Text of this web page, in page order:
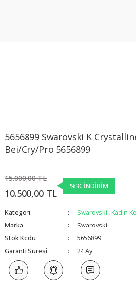
5656899 Swarovski K
Bei/Cry/Pro 5656899
15.000,00 TL
10.500,00 TL
%30 İNDİRİM
Kategori Swarovski ,Kadın
Marka
Swarovski
Stok Kodu
5656899
Garanti Süresi
24 Ay